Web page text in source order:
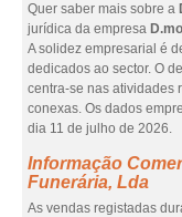
Quer saber mais sobre a
jurídica da empresa
A solidez empresarial é
dedicados ao sector. O
centra-se nas atividades
conexas. Os dados
dia 11 de julho de 2026.
Informação
Funerária, Lda
As vendas registadas